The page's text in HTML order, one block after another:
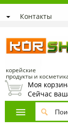
Контакты
корейские
продукты и
Моя
Сейчас